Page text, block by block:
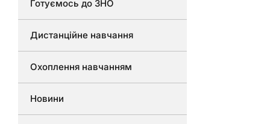
Готуємось до ЗНО
Дистанційне навчання
Охоплення навчанням
Новини